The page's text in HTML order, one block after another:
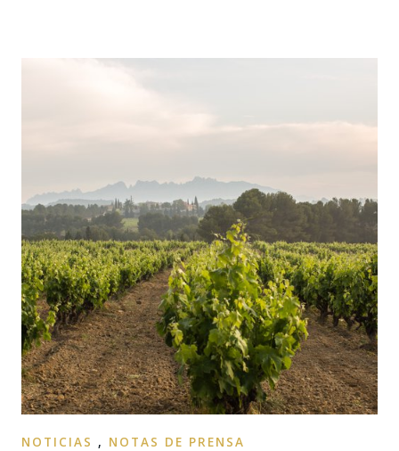
NOTICIAS , NOTAS DE PRENSA